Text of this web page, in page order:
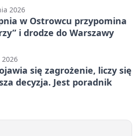
IV)
2026
w Ostrowcu przypomina
i drodze do Warszawy
się zagrożenie, liczy się
decyzja. Jest poradnik